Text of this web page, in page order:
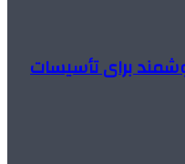
برای تأسیسات